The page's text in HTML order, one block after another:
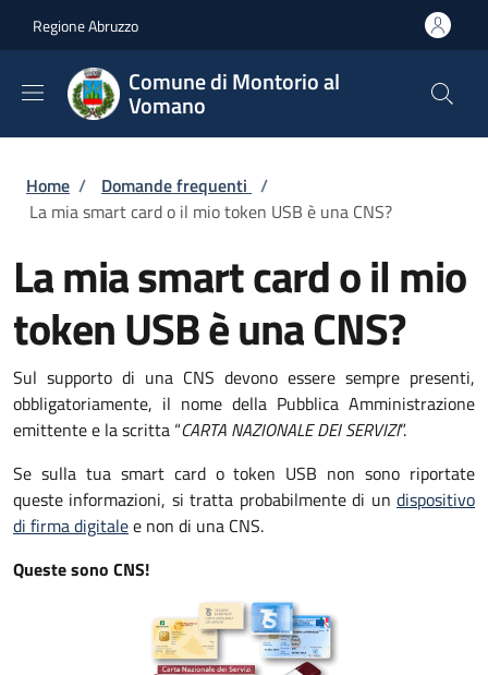
Regione Abruzzo
Comune di Montorio al
Vomano
Briciole di pane
Home / Domande frequenti /
La mia smart card o il mio token USB è una CNS?
La mia smart card o il mio
token USB è una CNS?
Sul supporto di una CNS devono essere sempre presenti,
obbligatoriamente, il nome della Pubblica Amministrazione
emittente e la scritta “CARTA NAZIONALE DEI SERVIZI”.
Se sulla tua smart card o token USB non sono riportate
queste informazioni, si tratta probabilmente di un dispositivo
di firma digitalee non di una CNS.
Queste sono CNS!